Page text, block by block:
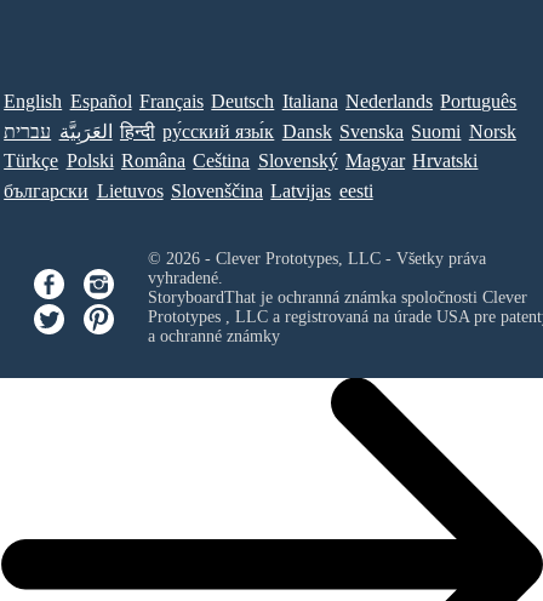
English Español Français Deutsch Italiana Nederlands Português
עברית العَرَبِيَّة हिन्दी ру́сский язы́к Dansk Svenska Suomi Norsk
Türkçe Polski Româna Ceština Slovenský Magyar Hrvatski
български Lietuvos Slovenščina Latvijas eesti
© 2026 - Clever Prototypes, LLC - Všetky práva
vyhradené.
StoryboardThat je ochranná známka spoločnosti Clever
Prototypes , LLCa registrovaná na úrade USA pre
a ochranné známky